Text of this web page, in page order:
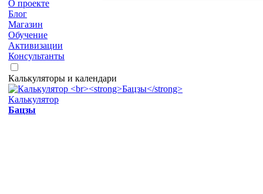
О проекте
Блог
Магазин
Обучение
Активизации
Консультанты
Калькуляторы и календари
Калькулятор
Бацзы